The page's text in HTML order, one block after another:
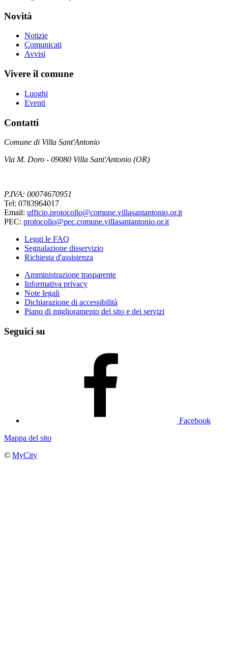
Novità
Notizie
Comunicati
Avvisi
Vivere il comune
Luoghi
Eventi
Contatti
Comune di Villa Sant'Antonio
Via M. Doro - 09080 Villa Sant'Antonio (OR)
P.IVA: 00074670951
Tel: 0783964017
Email: ufficio.protocollo@comune.villasantantonio.or.it
PEC: protocollo@pec.comune.villasantantonio.or.it
Leggi le FAQ
Segnalazione disservizio
Richiesta d'assistenza
Amministrazione trasparente
Informativa privacy
Note legali
Dichiarazione di accessibilità
Piano di miglioramento del sito e dei servizi
Seguici su
Facebook
Mappa del sito
© MyCity